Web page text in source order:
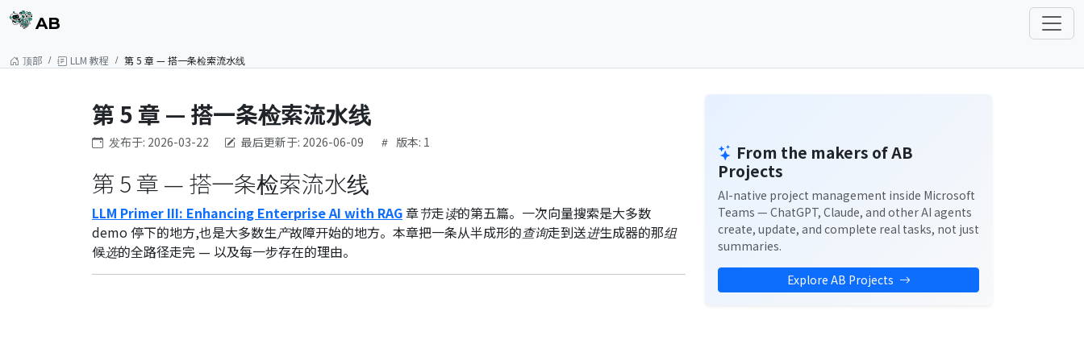
AB
顶部 LLM 教程 第 5 章 — 搭一条检索流水线
第 5 章 — 搭一条检索流水线
发布于: 2026-03-22 最后更新于: 2026-06-09 版本: 1
第 5 章 — 搭一条检索流水线
LLM Primer III: Enhancing Enterprise AI with RAG章节走读的第五篇。一次向量搜索是大多数
demo 停下的地方,也是大多数生产故障开始的地方。本章把一条从半成形的查询走到送进生成器的那组
候选的全路径走完 — 以及每一步存在的理由。
From the makers of AB
Projects
AI-native project management inside Microsoft
Teams — ChatGPT, Claude, and other AI agents
create, update, and complete real tasks, not just
summaries.
Explore AB Projects